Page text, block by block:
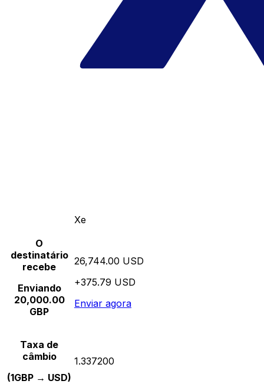
Xe
O
destinatário
recebe
Enviando
20,000.00
GBP
26,744.00 USD
+375.79 USD
Enviar agora
Taxa de
câmbio
(1GBP → USD)
1.337200